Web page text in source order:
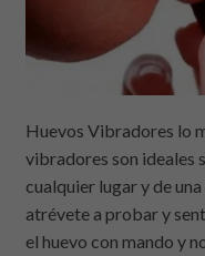
Huevos Vibradores lo
vibradores son ideales
cualquier lugar y de
atrévete a probar y
el huevo con mando y